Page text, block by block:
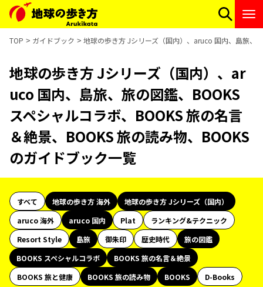
TOP ガイドブック 地球の歩き方 Jシリーズ（国内）、aruco 国内、島旅、
地球の歩き方 Jシリーズ（国内）、ar
uco 国内、島旅、旅の図鑑、BOOKS
スペシャルコラボ、BOOKS 旅の名言
＆絶景、BOOKS 旅の読み物、BOOKS
のガイドブック一覧
すべて 地球の歩き方 海外
地球の歩き方 Jシリーズ（国内）
aruco 海外
aruco 国内 Plat
ランキング&テクニック
Resort Style
島旅 御朱印 歴史時代
旅の図鑑
BOOKS スペシャルコラボ
BOOKS 旅の名言＆絶景
BOOKS 旅と健康
BOOKS 旅の読み物 BOOKS
D-Books